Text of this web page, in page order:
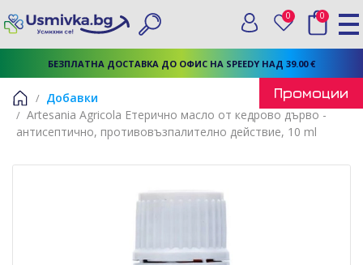
БЕЗПЛАТНА ДОСТАВКА ДО ОФИС НА SPEEDY НАД 39.00 €
Търси
Вход
0 Любими
0
Начало
Добавки
Artesania Agricola Етерично масло от кедрово дърво -
антисептично, противовъзпалително действие, 10 ml
Промоции